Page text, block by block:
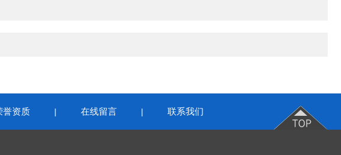
誉资质 | 在线留言 | 联系我们